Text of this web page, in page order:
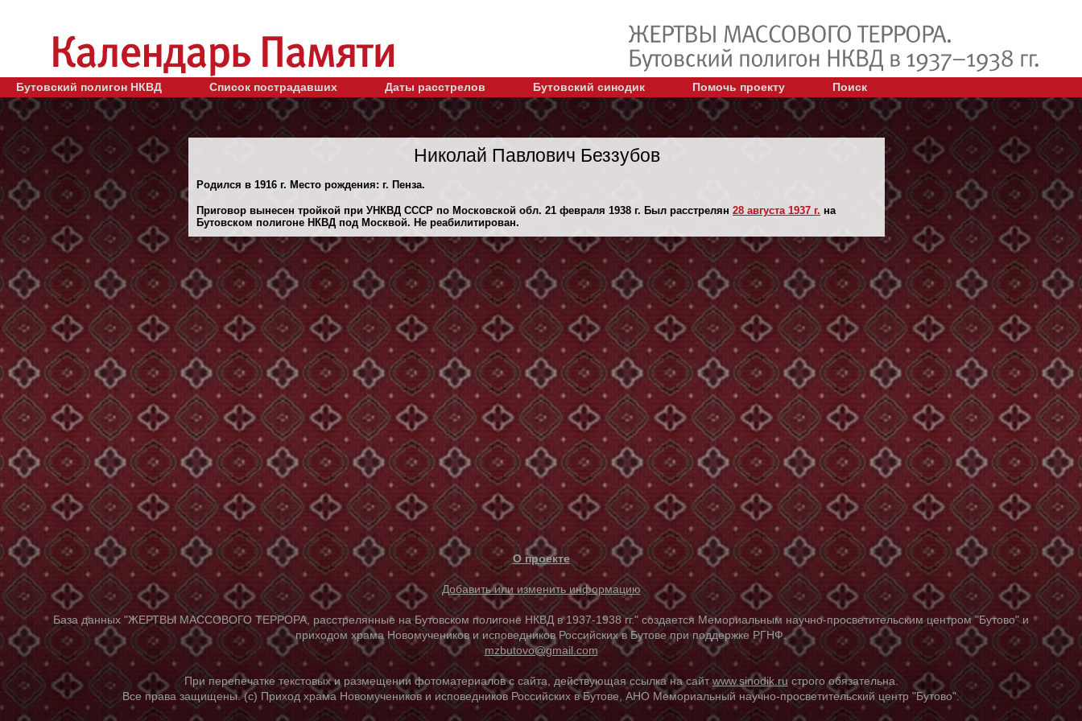
Бутовский полигон НКВД Список пострадавших Даты расстрелов Бутовский синодик Помочь проекту Поиск
Николай Павлович Беззубов
Родился в 1916 г. Место рождения: г. Пенза.
Приговор вынесен тройкой при УНКВД СССР по Московской обл. 21 февраля 1938 г. Был расстрелян 28 августа 1937 г. на
Бутовском полигоне НКВД под Москвой. Не реабилитирован.
О проекте
Добавить или изменить информацию
База данных "ЖЕРТВЫ МАССОВОГО ТЕРРОРА, расстрелянные на Бутовском полигоне НКВД в 1937-1938 гг." создается Мемориальным научно-просветительским центром "Бутово" и
приходом храма Новомучеников и исповедников Российских в Бутове при поддержке РГНФ.
mzbutovo@gmail.com
При перепечатке текстовых и размещении фотоматериалов с сайта, действующая ссылка на сайтwww.sinodik.ru строго обязательна.
Все права защищены. (с) Приход храма Новомучеников и исповедников Российских в Бутове, АНО Мемориальный научно-просветительский центр "Бутово".